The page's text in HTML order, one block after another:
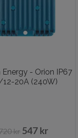
- Orion IP67
20A (240W)
kr 547 kr